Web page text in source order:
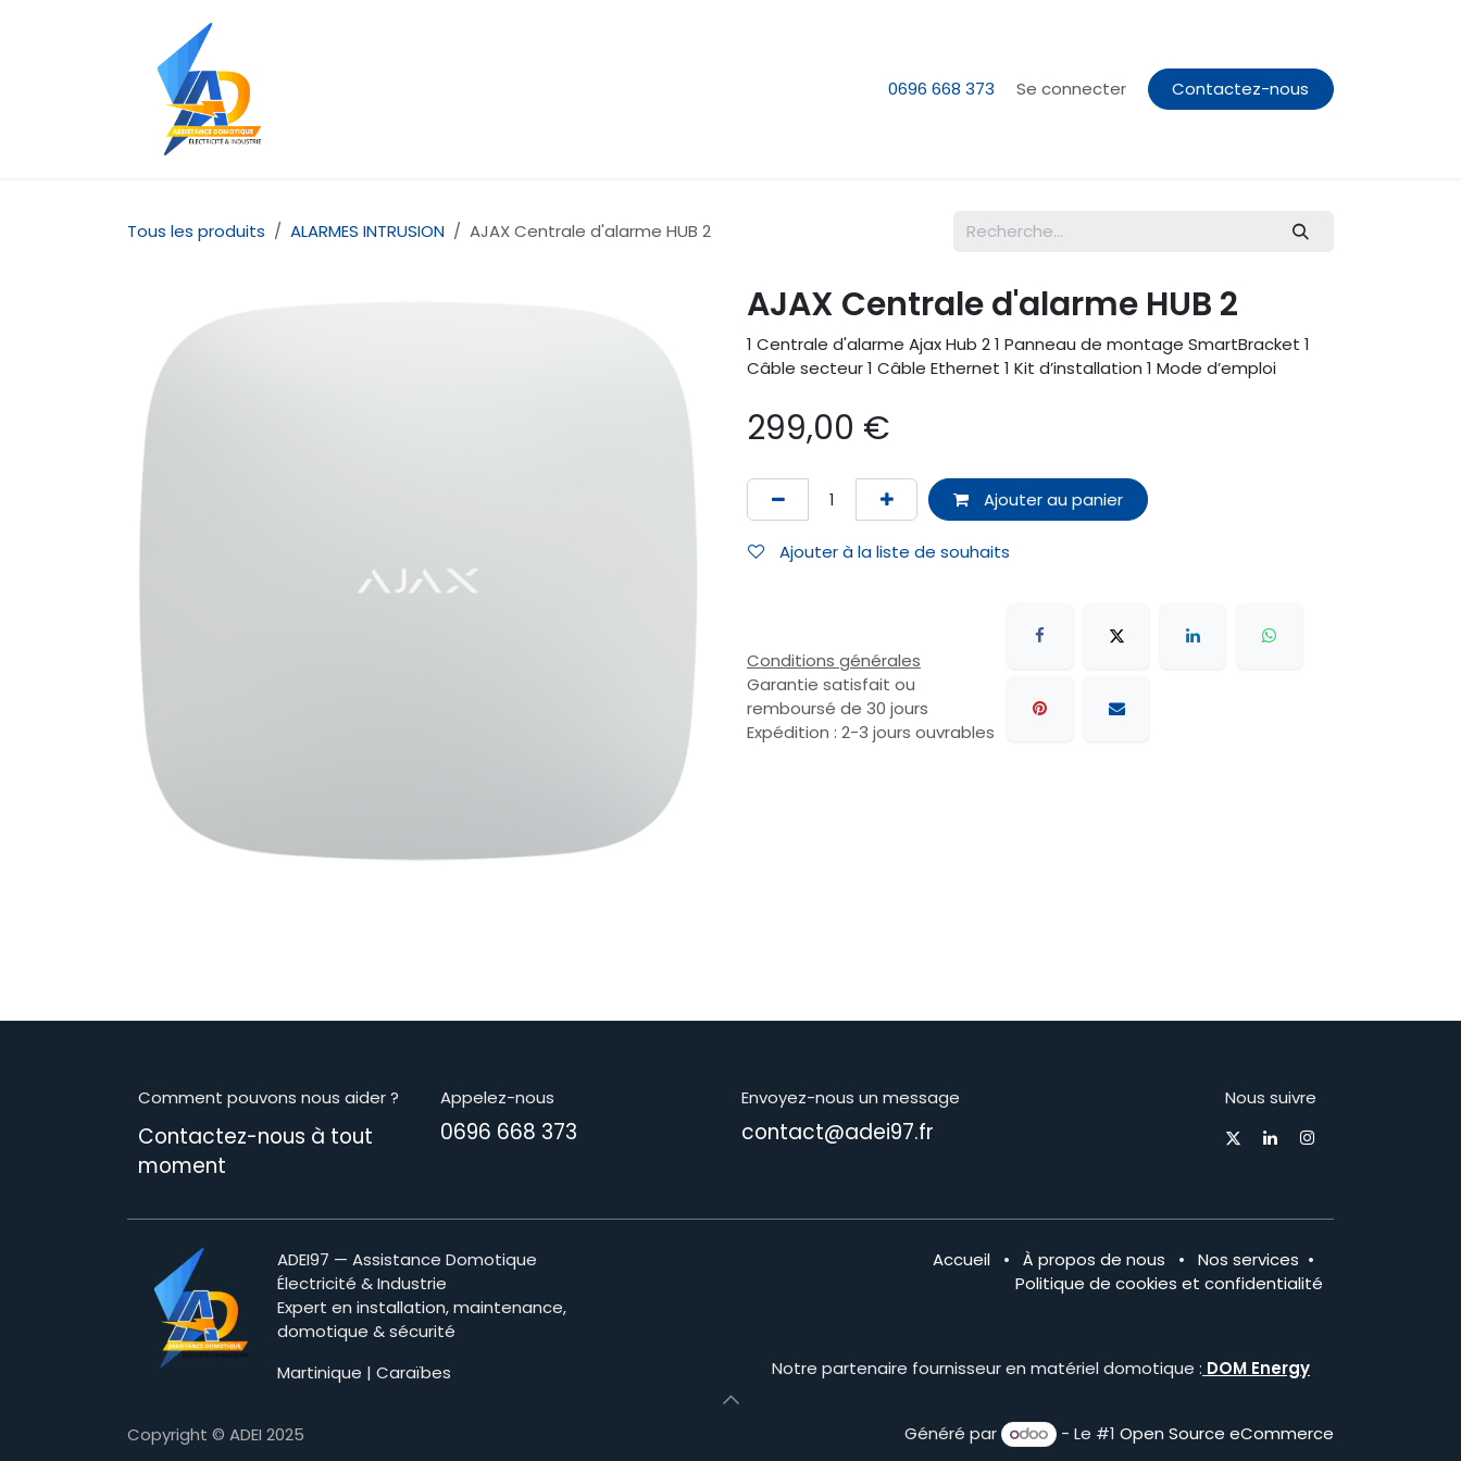
0696 668 373 Se connecter Contactez-nous
Tous les produits ALARMES INTRUSION AJAX Centrale d'alarme HUB 2
AJAX Centrale d'alarme HUB 2
1 Centrale d'alarme Ajax Hub 2 1 Panneau de montage SmartBracket 1
Câble secteur 1 Câble Ethernet 1 Kit d’installation 1 Mode d’emploi
299,00 €
Ajouter au panier
Ajouter à la liste de souhaits
Conditions générales
Garantie satisfait ou
remboursé de 30 jours
Expédition : 2-3 jours ouvrables
Nous suivre
Comment pouvons nous aider ?
Contactez-nous à tout
moment​
Appelez-nous
0696 668 373
Envoyez-nous un message
contact@adei97.fr
ADEI97 — Assistance Domotique
Électricité & Industrie
Expert en installation, maintenance,
domotique & sécurité
Martinique | Caraïbes
Accueil • À propos de nous • Nos services •
Politique de cookies et confidentialité
Notre partenaire fournisseur en matériel domotique : DOM Energy
Copyright © ADEI 2025 Généré par - Le #1 Open Source eCommerce